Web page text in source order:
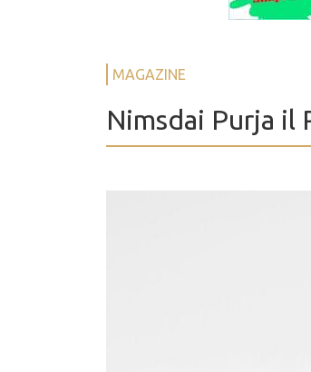
MAGAZINE
Nimsdai Purja il